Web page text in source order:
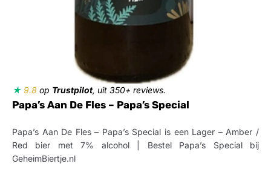
★ 9.8 op Trustpilot, uit 350+ reviews.
Papa’s Aan De Fles – Papa’s Special
Papa’s Aan De Fles – Papa’s Special is een Lager – Amber /
Red bier met 7% alcohol | Bestel Papa’s Special bij
GeheimBiertje.nl